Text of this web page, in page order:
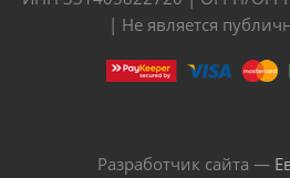
| Не является
Разработчик сайта —